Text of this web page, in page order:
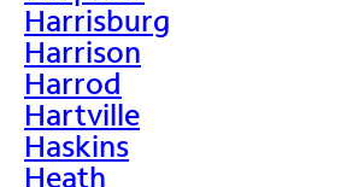
Harrisburg
Harrison
Harrod
Hartville
Haskins
Heath